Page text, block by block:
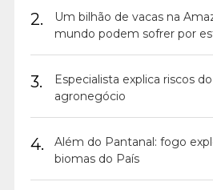
2.
Um bilhão de vacas na
mundo podem sofrer por
3.
Especialista explica riscos
agronegócio
4.
Além do Pantanal: fogo
biomas do País